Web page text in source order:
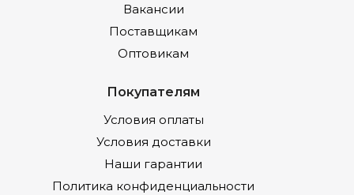
Вакансии
Поставщикам
Оптовикам
Покупателям
Условия оплаты
Условия доставки
Наши гарантии
Политика конфиденциальности